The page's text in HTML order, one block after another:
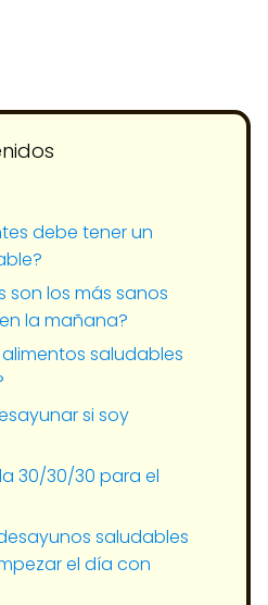
debe tener un
son los más sanos
la mañana?
alimentos saludables
si soy
30/30/30 para el
saludables
el día con